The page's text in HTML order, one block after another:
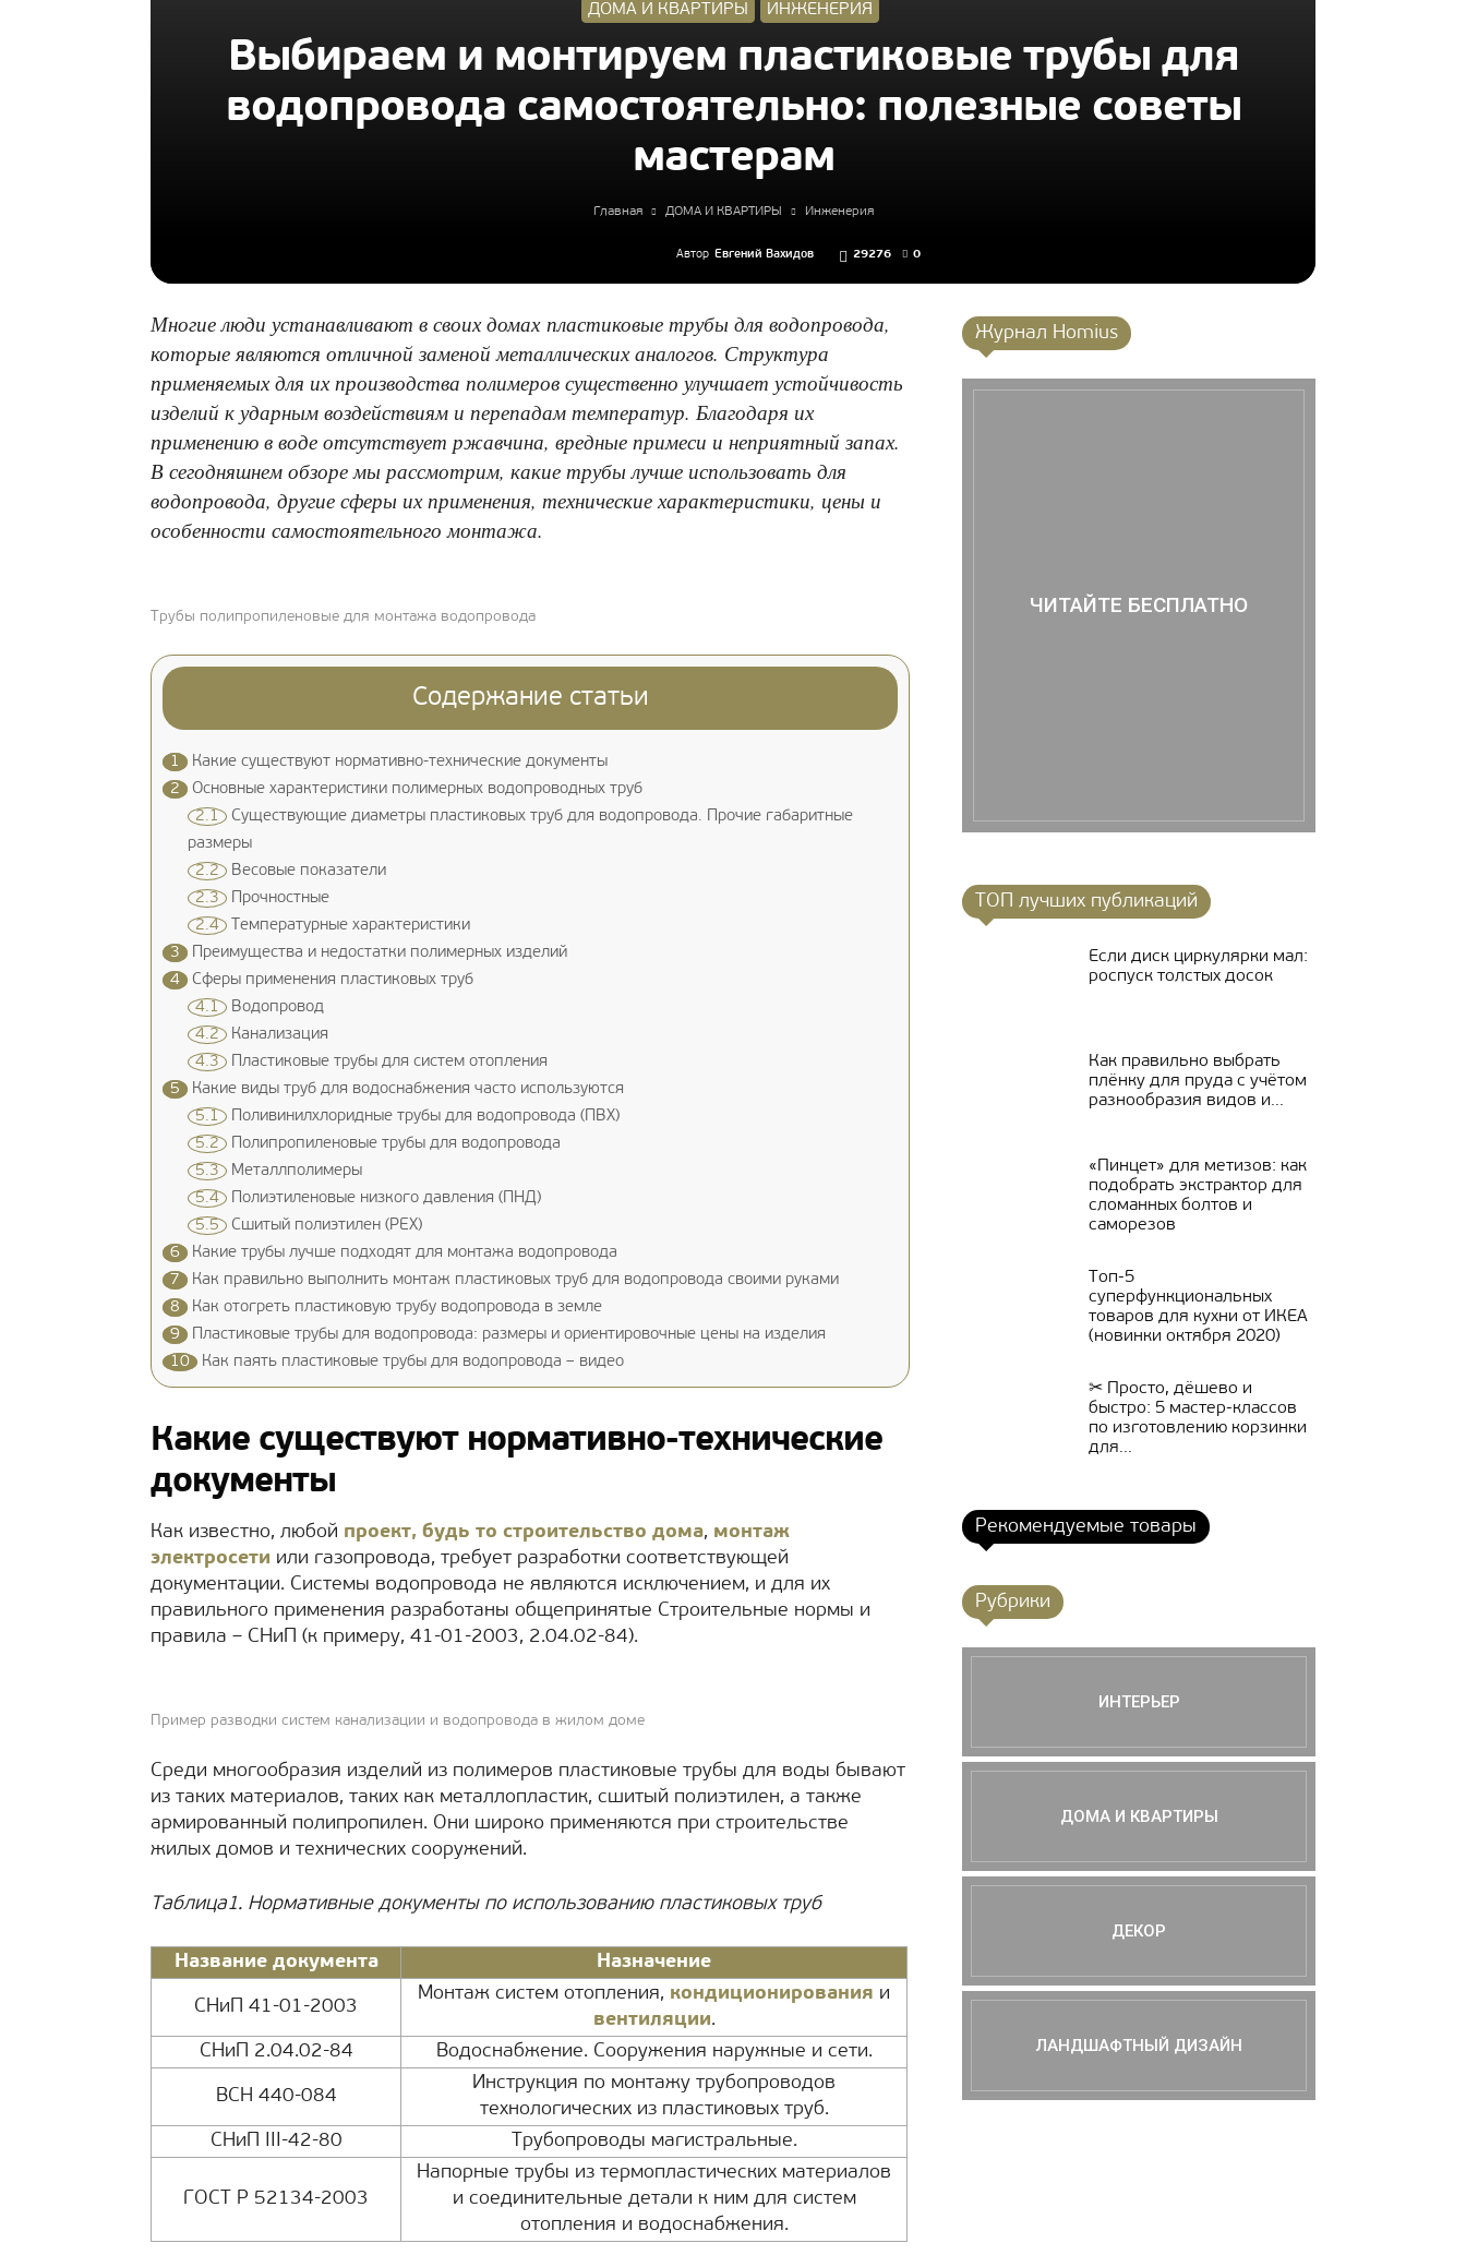
ДОМА И КВАРТИРЫ ИНЖЕНЕРИЯ
Выбираем и монтируем пластиковые трубы для
водопровода самостоятельно: полезные советы
мастерам
Главная ДОМА И КВАРТИРЫ Инженерия
Автор Евгений Вахидов 29276 0
Многие люди устанавливают в своих домах пластиковые трубы для водопровода,
которые являются отличной заменой металлических аналогов. Структура
применяемых для их производства полимеров существенно улучшает устойчивость
изделий к ударным воздействиям и перепадам температур. Благодаря их
применению в воде отсутствует ржавчина, вредные примеси и неприятный запах.
В сегодняшнем обзоре мы рассмотрим, какие трубы лучше использовать для
водопровода, другие сферы их применения, технические характеристики, цены и
особенности самостоятельного монтажа.
Трубы полипропиленовые для монтажа водопровода
Содержание статьи
1
Какие существуют нормативно-технические документы
2
Основные характеристики полимерных водопроводных труб
2.1 Существующие диаметры пластиковых труб для водопровода. Прочие габаритные
размеры
2.2 Весовые показатели
2.3 Прочностные
2.4 Температурные характеристики
3
Преимущества и недостатки полимерных изделий
4
Сферы применения пластиковых труб
4.1 Водопровод
4.2 Канализация
4.3 Пластиковые трубы для систем отопления
5
Какие виды труб для водоснабжения часто используются
5.1 Поливинилхлоридные трубы для водопровода (ПВХ)
5.2 Полипропиленовые трубы для водопровода
5.3 Металлполимеры
5.4 Полиэтиленовые низкого давления (ПНД)
5.5 Сшитый полиэтилен (РЕХ)
6
Какие трубы лучше подходят для монтажа водопровода
7
Как правильно выполнить монтаж пластиковых труб для водопровода своими руками
8
Как отогреть пластиковую трубу водопровода в земле
9
Пластиковые трубы для водопровода: размеры и ориентировочные цены на изделия
10
Как паять пластиковые трубы для водопровода – видео
Какие существуют нормативно-технические
документы
Как известно, любой проект, будь то строительство дома, монтаж
электросети или газопровода, требует разработки соответствующей
документации. Системы водопровода не являются исключением, и для их
правильного применения разработаны общепринятые Строительные нормы и
правила – СНиП (к примеру, 41-01-2003, 2.04.02-84).
Пример разводки систем канализации и водопровода в жилом доме
Среди многообразия изделий из полимеров пластиковые трубы для воды бывают
из таких материалов, таких как металлопластик, сшитый полиэтилен, а также
армированный полипропилен. Они широко применяются при строительстве
жилых домов и технических сооружений.
Таблица1. Нормативные документы по использованию пластиковых труб
Название документа Назначение
СНиП 41-01-2003
Монтаж систем отопления, кондиционирования и
вентиляции.
СНиП 2.04.02-84
Водоснабжение. Сооружения наружные и сети.
ВСН 440-084
Инструкция по монтажу трубопроводов
технологических из пластиковых труб.
СНиП III-42-80
Трубопроводы магистральные.
ГОСТ Р 52134-2003
Напорные трубы из термопластических материалов
и соединительные детали к ним для систем
отопления и водоснабжения.
Журнал Homius
ЧИТАЙТЕ БЕСПЛАТНО
ТОП лучших публикаций
Если диск циркулярки мал:
роспуск толстых досок
Как правильно выбрать
плёнку для пруда с учётом
разнообразия видов и...
«Пинцет» для метизов: как
подобрать экстрактор для
сломанных болтов и
саморезов
Топ-5
суперфункциональных
товаров для кухни от ИКЕА
(новинки октября 2020)
✂ Просто, дёшево и
быстро: 5 мастер-классов
по изготовлению корзинки
для...
Рекомендуемые товары
Рубрики
ИНТЕРЬЕР
ДОМА И КВАРТИРЫ
ДЕКОР
ЛАНДШАФТНЫЙ ДИЗАЙН